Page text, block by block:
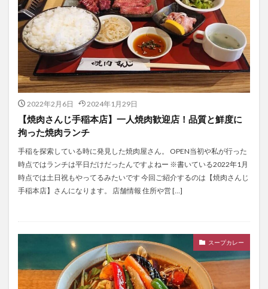
2022年2月6日 2024年1月29日
【焼肉さんじ手稲本店】一人焼肉歓迎店！品質と鮮度に
拘った焼肉ランチ
手稲を探索している時に発見した焼肉屋さん。 OPEN当初や私が行った
時点ではランチは平日だけだったんですよねー ※書いている2022年1月
時点では土日祝もやってるみたいです 今回ご紹介するのは【焼肉さんじ
手稲本店】さんになります。 店舗情報 住所や営 […]
スープカレー